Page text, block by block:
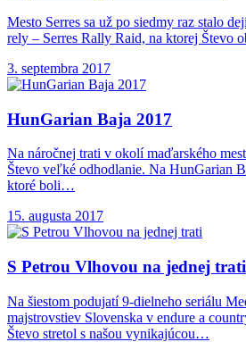
Mesto Serres sa už po siedmy raz stalo
rely – Serres Rally Raid, na ktorej Števo
3. septembra 2017
HunGarian Baja 2017
Na náročnej trati v okolí maďarského
Števo veľké odhodlanie. Na HunGarian
ktoré boli…
15. augusta 2017
S Petrou Vlhovou na jednej trati
Na šiestom podujatí 9-dielneho seriálu
majstrovstiev Slovenska v endure a
Števo stretol s našou vynikajúcou…